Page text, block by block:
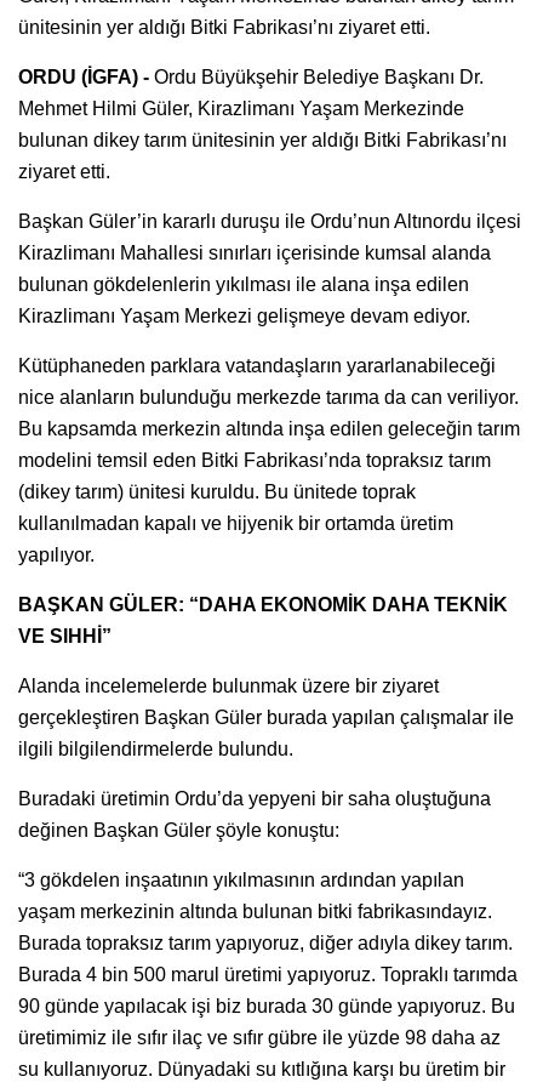
ünitesinin yer aldığı Bitki Fabrikası’nı ziyaret etti.
ORDU (İGFA) - Ordu Büyükşehir Belediye Başkanı Dr.
Mehmet Hilmi Güler, Kirazlimanı Yaşam Merkezinde
bulunan dikey tarım ünitesinin yer aldığı Bitki Fabrikası’nı
ziyaret etti.
Başkan Güler’in kararlı duruşu ile Ordu’nun Altınordu ilçesi
Kirazlimanı Mahallesi sınırları içerisinde kumsal alanda
bulunan gökdelenlerin yıkılması ile alana inşa edilen
Kirazlimanı Yaşam Merkezi gelişmeye devam ediyor.
Kütüphaneden parklara vatandaşların yararlanabileceği
nice alanların bulunduğu merkezde tarıma da can veriliyor.
Bu kapsamda merkezin altında inşa edilen geleceğin tarım
modelini temsil eden Bitki Fabrikası’nda topraksız tarım
(dikey tarım) ünitesi kuruldu. Bu ünitede toprak
kullanılmadan kapalı ve hijyenik bir ortamda üretim
yapılıyor.
BAŞKAN GÜLER: “DAHA EKONOMİK DAHA TEKNİK
VE SIHHİ”
Alanda incelemelerde bulunmak üzere bir ziyaret
gerçekleştiren Başkan Güler burada yapılan çalışmalar ile
ilgili bilgilendirmelerde bulundu.
Buradaki üretimin Ordu’da yepyeni bir saha oluştuğuna
değinen Başkan Güler şöyle konuştu:
“3 gökdelen inşaatının yıkılmasının ardından yapılan
yaşam merkezinin altında bulunan bitki fabrikasındayız.
Burada topraksız tarım yapıyoruz, diğer adıyla dikey tarım.
Burada 4 bin 500 marul üretimi yapıyoruz. Topraklı tarımda
90 günde yapılacak işi biz burada 30 günde yapıyoruz. Bu
üretimimiz ile sıfır ilaç ve sıfır gübre ile yüzde 98 daha az
su kullanıyoruz. Dünyadaki su kıtlığına karşı bu üretim bir